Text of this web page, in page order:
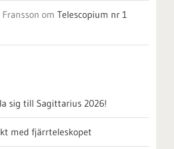
om Telescopium nr 1
sig till Sagittarius 2026!
med fjärrteleskopet